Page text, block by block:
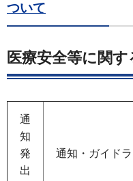
ついて
医療安全等に関
通
知
発
出
通知・ガイド